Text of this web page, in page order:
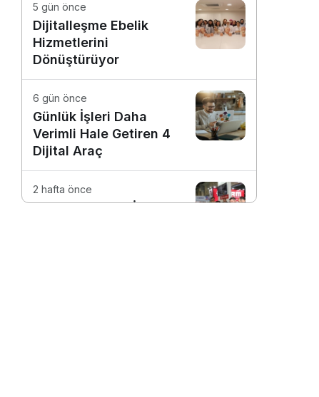
5 gün önce
Dijitalleşme Ebelik
Hizmetlerini
Dönüştürüyor
6 gün önce
Günlük İşleri Daha
Verimli Hale Getiren 4
Dijital Araç
2 hafta önce
10. Uluslararası İstanbul